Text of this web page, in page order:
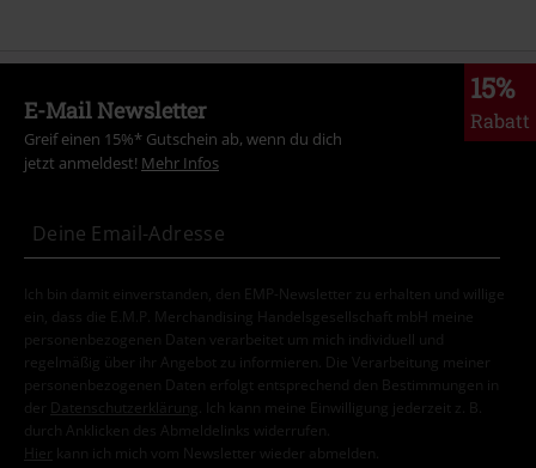
15%
Rabatt
E-Mail Newsletter
Greif einen 15%* Gutschein ab, wenn du dich
jetzt anmeldest! Mehr Infos
Ich bin damit einverstanden, den EMP-Newsletter zu erhalten und willige
ein, dass die E.M.P. Merchandising Handelsgesellschaft mbH meine
personenbezogenen Daten verarbeitet um mich individuell und
regelmäßig über ihr Angebot zu informieren. Die Verarbeitung meiner
personenbezogenen Daten erfolgt entsprechend den Bestimmungen in
der
Datenschutzerklärung
. Ich kann meine Einwilligung jederzeit z. B.
durch Anklicken des Abmeldelinks widerrufen.
Hier kann ich mich vom Newsletter wieder abmelden.